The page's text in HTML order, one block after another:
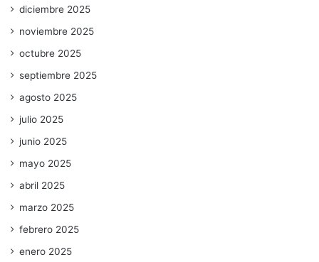
diciembre 2025
noviembre 2025
octubre 2025
septiembre 2025
agosto 2025
julio 2025
junio 2025
mayo 2025
abril 2025
marzo 2025
febrero 2025
enero 2025